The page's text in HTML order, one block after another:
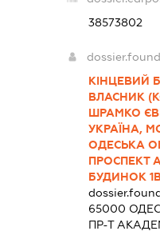
38573802
КІНЦЕВИЙ
ВЛАСНИК
ШРАМКО
УКРАЇНА,
ОДЕСЬКА
ПРОСПЕКТ
БУДИНОК
65000
ПР-Т